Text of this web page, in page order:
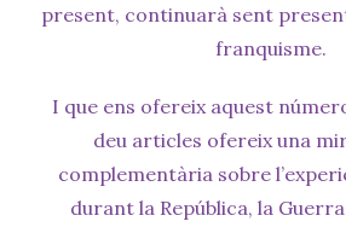
present, continuarà sent
franquisme.
I que ens ofereix aquest
deu articles ofereix una
complementària sobre
durant la República, la Guerra